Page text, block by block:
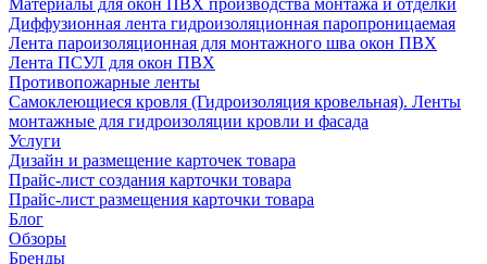
Материалы для окон ПВХ производства монтажа и отделки
Диффузионная лента гидроизоляционная паропроницаемая
Лента пароизоляционная для монтажного шва окон ПВХ
Лента ПСУЛ для окон ПВХ
Противопожарные ленты
Самоклеющиеся кровля (Гидроизоляция кровельная). Ленты
монтажные для гидроизоляции кровли и фасада
Услуги
Дизайн и размещение карточек товара
Прайс-лист создания карточки товара
Прайс-лист размещения карточки товара
Блог
Обзоры
Бренды